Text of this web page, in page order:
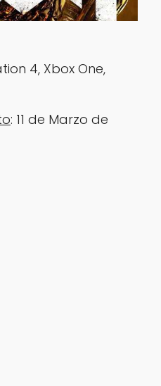
4, Xbox One,
: 11 de Marzo de